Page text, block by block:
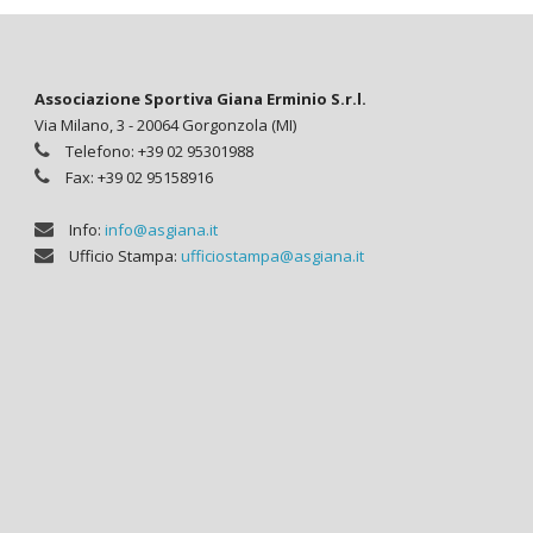
Associazione Sportiva Giana Erminio S.r.l.
Via Milano, 3 - 20064 Gorgonzola (MI)
Telefono: +39 02 95301988
Fax: +39 02 95158916
Info: info@asgiana.it
Ufficio Stampa: ufficiostampa@asgiana.it